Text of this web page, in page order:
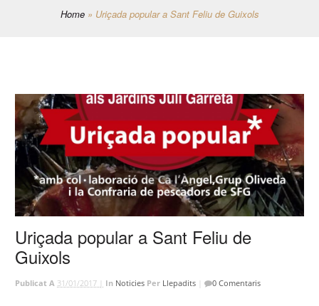
Home » Uriçada popular a Sant Feliu de Guixols
Uriçada popular a Sant Feliu de
Guixols
Publicat A 31/01/2017 | In Noticies Per Llepadits 0 Comentaris